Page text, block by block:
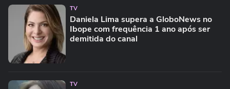
TV
Daniela Lima supera a GloboNews no
Ibope com frequência 1 ano após ser
demitida do canal
TV